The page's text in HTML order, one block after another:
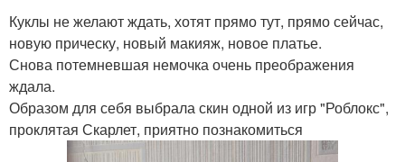
Куклы не желают ждать, хотят прямо тут, прямо сейчас,
новую прическу, новый макияж, новое платье.
Снова потемневшая немочка очень преображения
ждала.
Образом для себя выбрала скин одной из игр "Роблокс",
проклятая Скарлет, приятно познакомиться